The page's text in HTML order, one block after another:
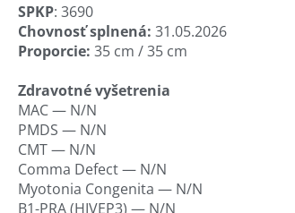
SPKP: 3690
Chovnosť splnená: 31.05.2026
Proporcie: 35 cm / 35 cm
Zdravotné vyšetrenia
MAC — N/N
PMDS — N/N
CMT — N/N
Comma Defect — N/N
Myotonia Congenita — N/N
B1-PRA (HIVEP3) — N/N